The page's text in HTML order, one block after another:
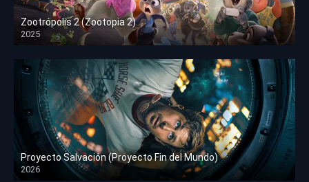
Zootrópolis 2 (Zootopia 2)
2025
HD 1080p
Proyecto Salvación (Proyecto Fin del Mundo)
2026
HD 1080p